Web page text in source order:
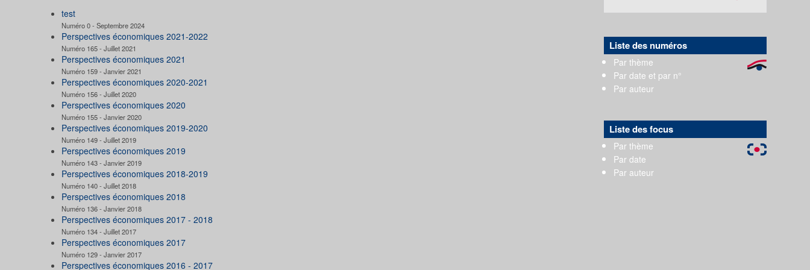
test
Numéro 0 - Septembre 2024
Perspectives économiques 2021-2022
Numéro 165 - Juillet 2021
Perspectives économiques 2021
Numéro 159 - Janvier 2021
Perspectives économiques 2020-2021
Numéro 156 - Juillet 2020
Perspectives économiques 2020
Numéro 155 - Janvier 2020
Perspectives économiques 2019-2020
Numéro 149 - Juillet 2019
Perspectives économiques 2019
Numéro 143 - Janvier 2019
Perspectives économiques 2018-2019
Numéro 140 - Juillet 2018
Perspectives économiques 2018
Numéro 136 - Janvier 2018
Perspectives économiques 2017 - 2018
Numéro 134 - Juillet 2017
Perspectives économiques 2017
Numéro 129 - Janvier 2017
Perspectives économiques 2016 - 2017
Liste des numéros
Par thème
Par date et par n°
Par auteur
Liste des focus
Par thème
Par date
Par auteur